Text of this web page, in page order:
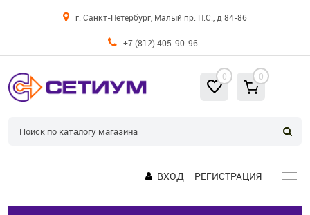
г. Санкт-Петербург, Малый пр. П.С., д 84-86
+7 (812) 405-90-96
0 0
ВХОД РЕГИСТРАЦИЯ